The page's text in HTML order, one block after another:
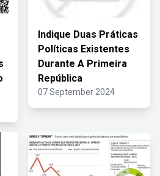
Indique Duas Práticas
Políticas Existentes
Durante A Primeira
República
07 September 2024